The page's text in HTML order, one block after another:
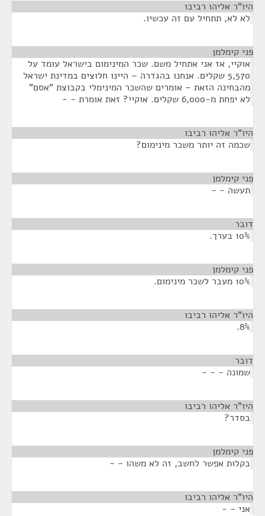
היו"ר אליהו רביבו
לא לא, תתחיל עם זה עכשיו.
פני קימלמן
אוקיי, אז אני אתחיל משם. שכר המינימום בישראל עומד על
5,570 שקלים. אנחנו בהגדרה – היינו חלוצים במדינת ישראל
מהבחינה הזאת – אומרים שהשכר המינימלי בקבוצת "אסם"
לא יפחת מ-6,000 שקלים. אוקיי? זאת אומרת - -
היו"ר אליהו רביבו
שכמה זה יותר משכר מינימום?
פני קימלמן
תעשה - -
דובר
10% בערך.
פני קימלמן
10% מעבר לשכר מינימום.
היו"ר אליהו רביבו
8%.
דובר
שמונה - - -
היו"ר אליהו רביבו
בסדר?
פני קימלמן
בקלות אפשר לחשב, זה לא משהו - -
היו"ר אליהו רביבו
אני - -